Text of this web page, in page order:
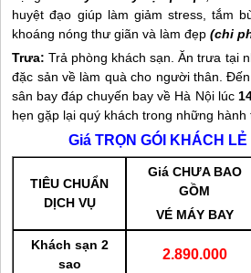
huyệt đạo giúp làm giảm stress, tắm
khoáng nóng thư giãn và làm đẹp(chi
Trưa:Trả phòng khách sạn. Ăn trưa tại
đặc sản về làm quà cho người thân.
sân bay đáp chuyến bay về Hà Nội lúc
hẹn gặp lại quý khách trong những hành
Giá TRỌN GÓI KHÁCH
TIÊU CHUẨN
DỊCH VỤ
Giá CHƯA BAO
GỒM
VÉ MÁY BAY
Khách sạn 2
sao
2.890.000